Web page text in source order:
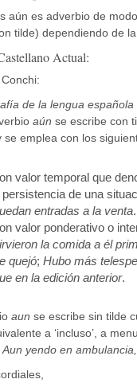
aún es adverbio de
tilde) dependiendo de
Actual:
de la lengua española
aún se escribe con
se emplea con los
valor temporal que
persistencia de una
entradas a la venta.
valor ponderativo o
la comida a él
quejó; Hubo más
en la edición anterior.
aun se escribe sin tilde
a ‘incluso’, a
Aun yendo en